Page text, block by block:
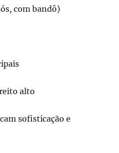
com bandô)
alto
sofisticação e